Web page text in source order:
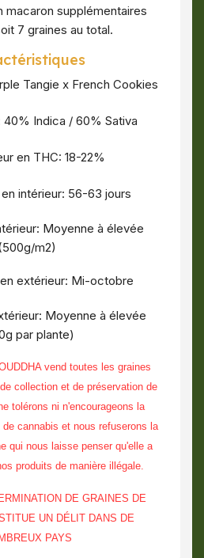
macaron supplémentaires
7 graines au total.
Tangie x French Cookies
40% Indica / 60% Sativa
en THC: 18-22%
intérieur: 56-63 jours
Moyenne à élevée
m2)
extérieur: Mi-octobre
Moyenne à élevée
par plante)
vend toutes les graines
collection et de préservation de
tolérons ni n'encourageons la
cannabis et nous refuserons la
qui nous laisse penser qu'elle a
produits de manière illégale.
DE GRAINES DE
UN DÉLIT DANS DE
PAYS